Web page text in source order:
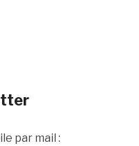
par mail :